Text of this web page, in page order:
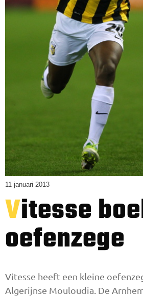
11 januari 2013
Vitesse boekt
oefenzege
Vitesse heeft een kleine
Algerijnse Mouloudia. De